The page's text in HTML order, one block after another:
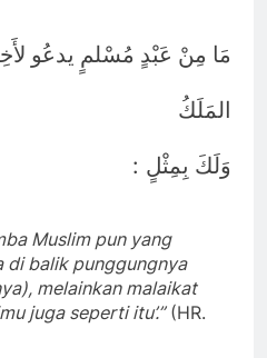
مَا مِنْ عَبْدٍ مُسْلمٍ يدعُو
المَلَكُ
: وَلَكَ بِمِثْلٍ
Muslim pun yang
di balik punggungnya
melainkan malaikat
juga seperti itu’.”(HR.